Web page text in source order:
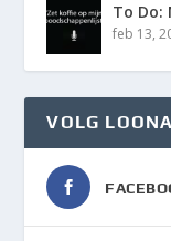
To Do:
feb 13,
VOLG